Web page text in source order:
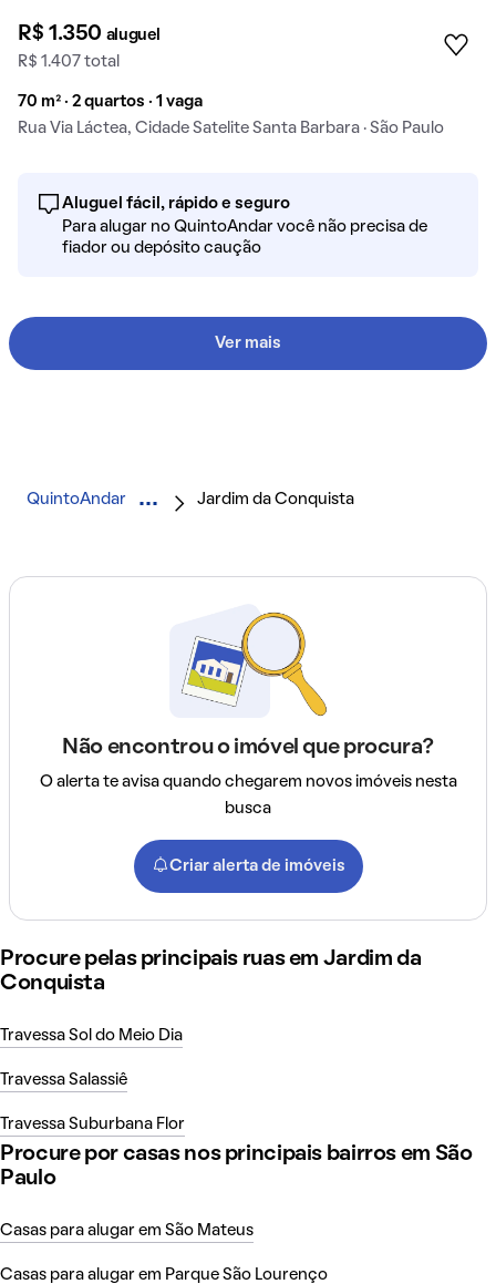
R$ 1.350 aluguel
R$ 1.407 total
70 m² · 2 quartos · 1 vaga
Rua Via Láctea, Cidade Satelite Santa Barbara · São Paulo
Aluguel fácil, rápido e seguro
Para alugar no QuintoAndar você não precisa de
fiador ou depósito caução
Ver mais
QuintoAndar Jardim da Conquista
Não encontrou o imóvel que procura?
O alerta te avisa quando chegarem novos imóveis nesta
busca
Criar alerta de imóveis
Procure pelas principais ruas em Jardim da
Conquista
Travessa Sol do Meio Dia
Travessa Salassiê
Travessa Suburbana Flor
Procure por casas nos principais bairros em São
Paulo
Casas para alugar em São Mateus
Casas para alugar em Parque São Lourenço